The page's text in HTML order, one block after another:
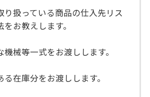
り扱っている商品の仕入先リス
お教えします。
機械等一式をお渡しします。
る在庫分をお渡しします。